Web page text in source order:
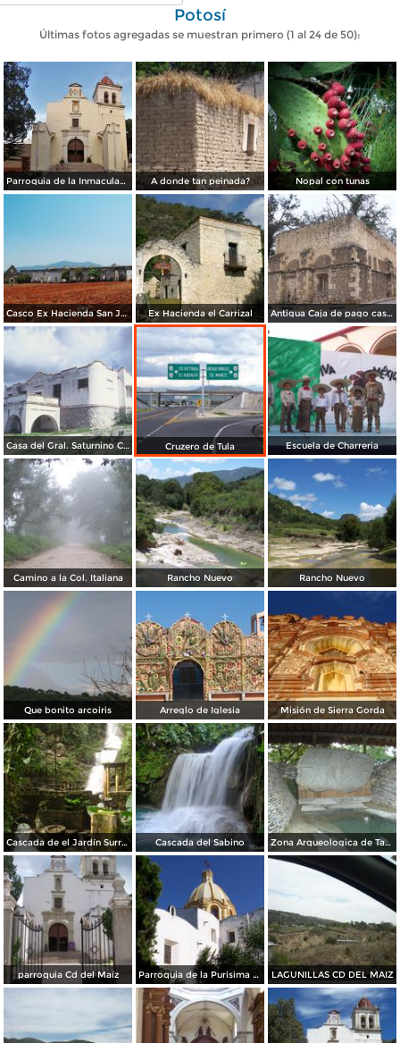
Potosí
Últimas fotos agregadas se muestran primero (1 al 24 de 50):
Parroquia de la Inmaculada Concepción A donde tan peinada? Nopal con tunas
Casco Ex Hacienda San Juan del Llano Ex Hacienda el Carrizal Antigua Caja de pago casa Barraganeña
Casa del Gral. Saturnino Cedillo Cruzero de Tula Escuela de Charreria
Camino a la Col. Italiana Rancho Nuevo Rancho Nuevo
Que bonito arcoiris Arreglo de Iglesia Misión de Sierra Gorda
Cascada de el Jardín Surrealista de Edwar James. Cascada del Sabino Zona Arqueologica de Tamtok en Tamuin
parroquia Cd del Maíz Parroquia de la Purisima Concepción LAGUNILLAS CD DEL MAIZ